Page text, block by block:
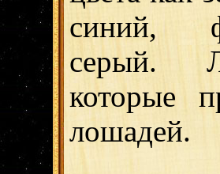
синий,
серый.
которые
лошадей.